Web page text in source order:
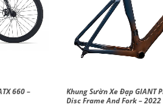
660 –
Khung Sườn Xe Đạp GIANT
Disc Frame And Fork – 2022